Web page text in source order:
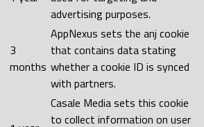
advertising purposes.
3
months
AppNexus sets the anj cookie
that contains data stating
whether a cookie ID is synced
with partners.
Casale Media sets this cookie
to collect information on user